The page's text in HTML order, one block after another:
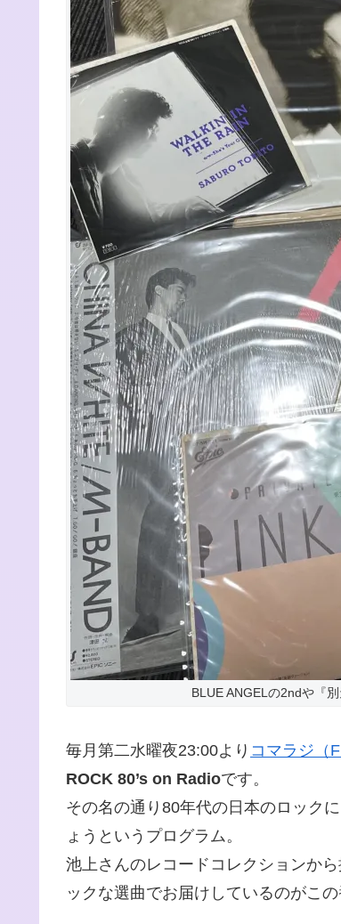
BLUE ANGELの2ndや『
毎月第二水曜夜23:00より コマラジ（
ROCK 80’s on Radioです。
その名の通り80年代の日本のロック
ょうというプログラム。
池上さんのレコードコレクションか
ックな選曲でお届けしているのがこの